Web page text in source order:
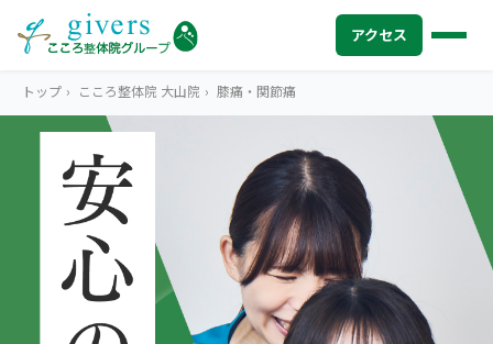
アクセス
HOME トップ
SYMPTOMS 症状から探す
腰痛
肩こり・首こり
MENU メニューから探す
トップ › こころ整体院 大山院 › 膝痛・関節痛